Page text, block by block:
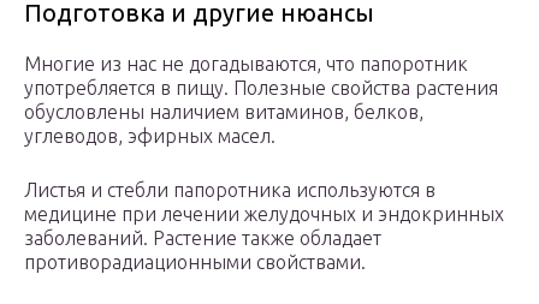
Подготовка и другие нюансы
Многие из нас не догадываются, что папоротник
употребляется в пищу. Полезные свойства растения
обусловлены наличием витаминов, белков,
углеводов, эфирных масел.
Листья и стебли папоротника используются в
медицине при лечении желудочных и эндокринных
заболеваний. Растение также обладает
противорадиационными свойствами.